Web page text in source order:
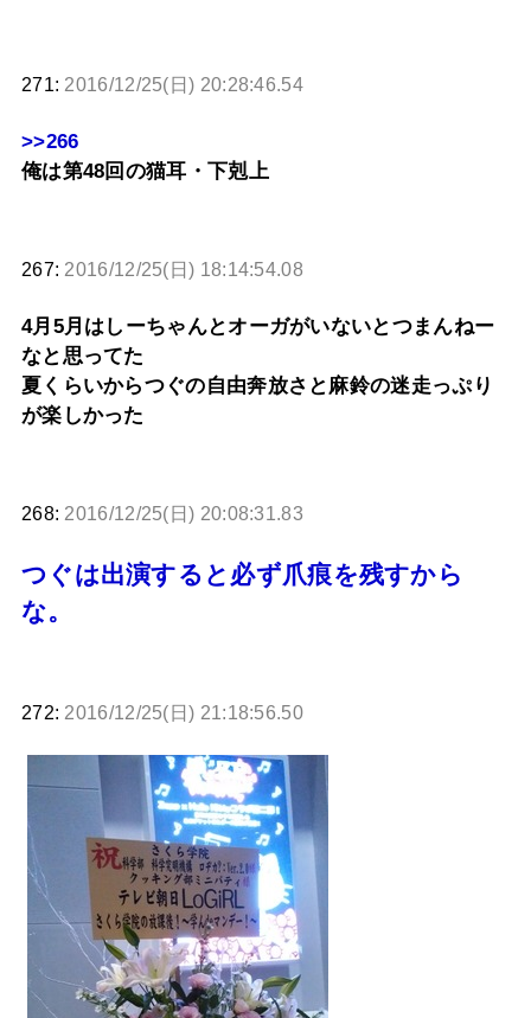
271: 2016/12/25(日) 20:28:46.54
>>266
俺は第48回の猫耳・下剋上
267: 2016/12/25(日) 18:14:54.08
4月5月はしーちゃんとオーガがいないとつまんねー
なと思ってた
夏くらいからつぐの自由奔放さと麻鈴の迷走っぷり
が楽しかった
268: 2016/12/25(日) 20:08:31.83
つぐは出演すると必ず爪痕を残すから
な。
272: 2016/12/25(日) 21:18:56.50